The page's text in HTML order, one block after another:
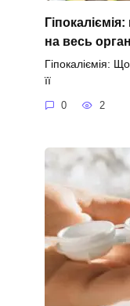
на весь
Гіпокаліємія:
її
0 2